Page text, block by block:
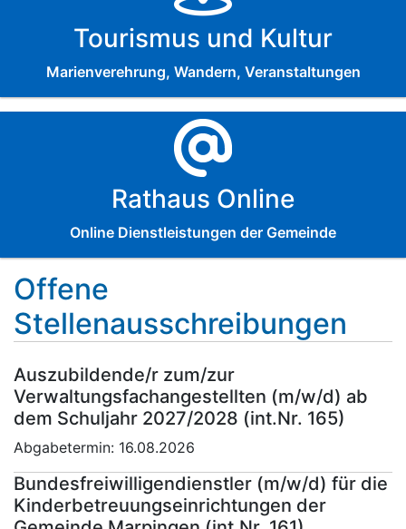
Tourismus und Kultur
Marienverehrung, Wandern, Veranstaltungen
Rathaus Online
Online Dienstleistungen der Gemeinde
Offene
Stellenausschreibungen
Auszubildende/r zum/zur
Verwaltungsfachangestellten (m/w/d) ab
dem Schuljahr 2027/2028 (int.Nr. 165)
Abgabetermin: 16.08.2026
Bundesfreiwilligendienstler (m/w/d) für die
Kinderbetreuungseinrichtungen der